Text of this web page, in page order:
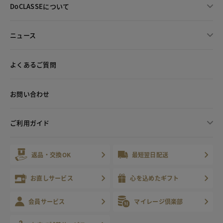
DoCLASSEについて
ニュース
よくあるご質問
お問い合わせ
ご利用ガイド
返品・交換OK 最短翌日配送
お直しサービス 心を込めたギフト
会員サービス マイレージ倶楽部